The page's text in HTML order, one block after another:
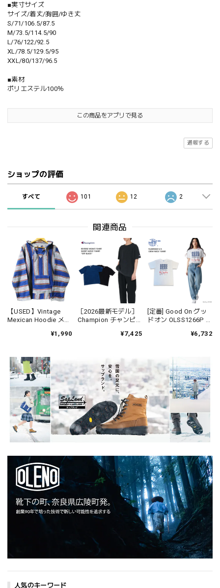
人気のキーワード
■実寸サイズ
サイズ/着丈/胸囲/ゆき丈
S/71/106.5/87.5
M/73.5/114.5/90
L/76/122/92.5
XL/78.5/129.5/95
XXL/80/137/96.5
■素材
ポリエステル100％
この商品をアプリで見る
通報する
ショップの評価
すべて 101 12 2
関連商品
【USED】Vintage
Mexican Hoodie メキ
ーカ メキシコ製 ブル
¥1,990
［2026最新モデル］
Champion チャンピオ
ウィーブ ショートス
¥7,425
[定番] Good On グッ
ドオン OLSS1266P フ
S/S Tシャツ 半袖
ックス 日本製
¥6,732